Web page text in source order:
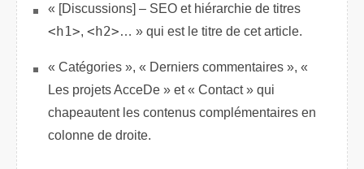
« [Discussions] – SEO et hiérarchie de titres
<h1>, <h2>… » qui est le titre de cet article.
« Catégories », « Derniers commentaires », «
Les projets AcceDe » et « Contact » qui
chapeautent les contenus complémentaires en
colonne de droite.